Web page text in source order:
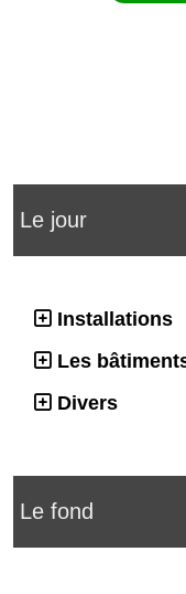
Le jour
Installations
Les
Divers
Le fond